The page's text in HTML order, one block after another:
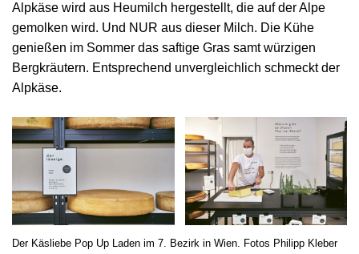
Alpkäse wird aus Heumilch hergestellt, die auf der Alpe
gemolken wird. Und NUR aus dieser Milch. Die Kühe
genießen im Sommer das saftige Gras samt würzigen
Bergkräutern. Entsprechend unvergleichlich schmeckt der
Alpkäse.
Der Käsliebe Pop Up Laden im 7. Bezirk in Wien. Fotos Philipp Kleber